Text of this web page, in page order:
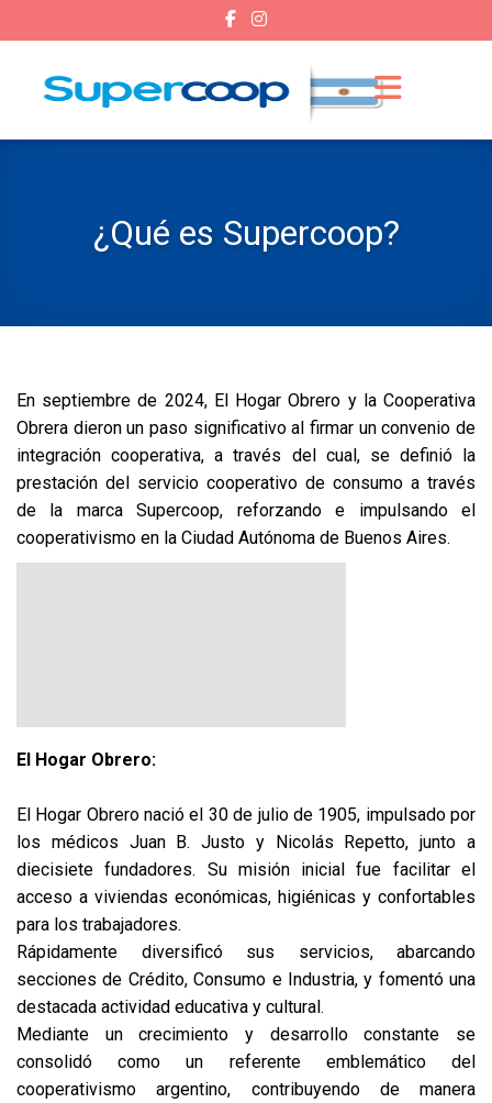
¿Qué es Supercoop?
En septiembre de 2024, El Hogar Obrero y la Cooperativa
Obrera dieron un paso significativo al firmar un convenio de
integración cooperativa, a través del cual, se definió la
prestación del servicio cooperativo de consumo a través
de la marca Supercoop, reforzando e impulsando el
cooperativismo en la Ciudad Autónoma de Buenos Aires.
El Hogar Obrero:
El Hogar Obrero nació el 30 de julio de 1905, impulsado por
los médicos Juan B. Justo y Nicolás Repetto, junto a
diecisiete fundadores. Su misión inicial fue facilitar el
acceso a viviendas económicas, higiénicas y confortables
para los trabajadores.
Rápidamente diversificó sus servicios, abarcando
secciones de Crédito, Consumo e Industria, y fomentó una
destacada actividad educativa y cultural.
Mediante un crecimiento y desarrollo constante se
consolidó como un referente emblemático del
cooperativismo argentino, contribuyendo de manera